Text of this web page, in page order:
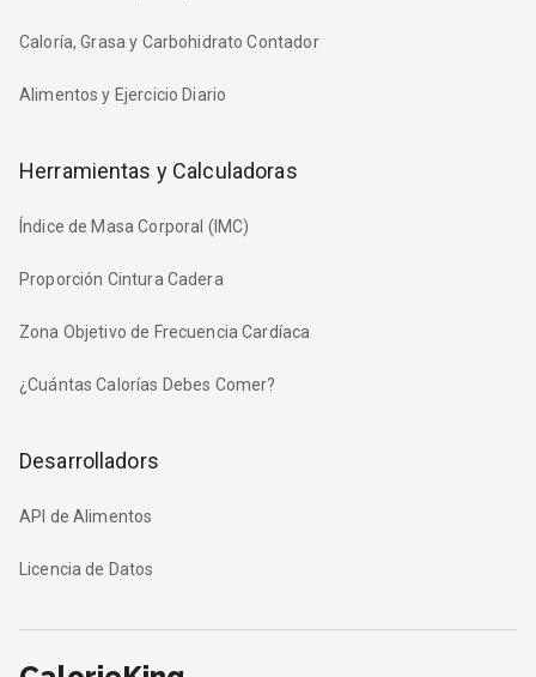
Caloría, Grasa y Carbohidrato Contador
Alimentos y Ejercicio Diario
Herramientas y Calculadoras
Índice de Masa Corporal (IMC)
Proporción Cintura Cadera
Zona Objetivo de Frecuencia Cardíaca
¿Cuántas Calorías Debes Comer?
Desarrolladors
API de Alimentos
Licencia de Datos